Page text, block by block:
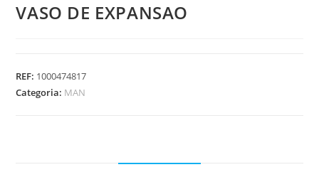
VASO DE EXPANSAO
REF: 1000474817
Categoria: MAN